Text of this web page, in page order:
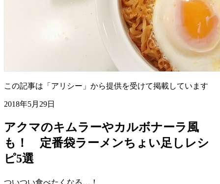
この記事は「アリシー」から提供を受けて掲載しています
2018年5月29日
アクマのキムラーやカルボナーラ風
も！ 定番袋ラーメンちょい足しレシ
ピ5選
ついつい食べたくなる…！